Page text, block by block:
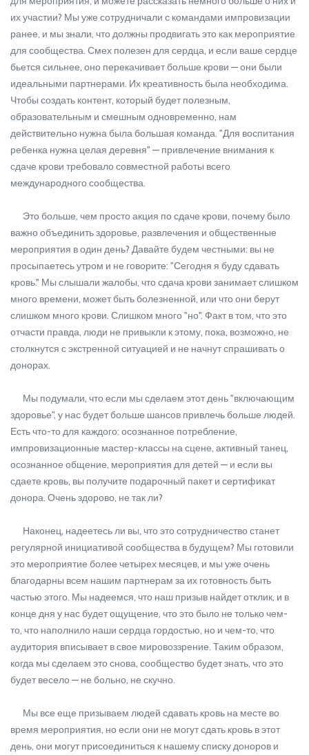
их участии? Мы уже сотрудничали с командами импровизации
ранее, и мы знали, что должны продвигать это как мероприятие
для сообщества. Смех полезен для сердца, и если ваше сердце
бьется сильнее, оно перекачивает больше крови — они были
идеальными партнерами. Их креативность была необходима.
Чтобы создать контент, который будет полезным,
образовательным и смешным одновременно, нам
действительно нужна была большая команда. "Для воспитания
ребенка нужна целая деревня" — привлечение внимания к
сдаче крови требовало совместной работы всего
международного сообщества.
Это больше, чем просто акция по сдаче крови, почему было
важно объединить здоровье, развлечения и общественные
мероприятия в один день? Давайте будем честными: вы не
просыпаетесь утром и не говорите: "Сегодня я буду сдавать
кровь." Мы слышали жалобы, что сдача крови занимает слишком
много времени, может быть болезненной, или что они берут
слишком много крови. Слишком много "но". Факт в том, что это
отчасти правда, люди не привыкли к этому, пока, возможно, не
столкнутся с экстренной ситуацией и не начнут спрашивать о
донорах.
Мы подумали, что если мы сделаем этот день "включающим
здоровье", у нас будет больше шансов привлечь больше людей.
Есть что-то для каждого: осознанное потребление,
импровизационные мастер-классы на сцене, активный танец,
осознанное общение, мероприятия для детей — и если вы
сдаете кровь, вы получите подарочный пакет и сертификат
донора. Очень здорово, не так ли?
Наконец, надеетесь ли вы, что это сотрудничество станет
регулярной инициативой сообщества в будущем? Мы готовили
это мероприятие более четырех месяцев, и мы уже очень
благодарны всем нашим партнерам за их готовность быть
частью этого. Мы надеемся, что наш призыв найдет отклик, и в
конце дня у нас будет ощущение, что это было не только чем-
то, что наполнило наши сердца гордостью, но и чем-то, что
аудитория вписывает в свое мировоззрение. Таким образом,
когда мы сделаем это снова, сообщество будет знать, что это
будет весело — не больно, не скучно.
Мы все еще призываем людей сдавать кровь на месте во
время мероприятия, но если они не могут сдать кровь в этот
день, они могут присоединиться к нашему списку доноров и